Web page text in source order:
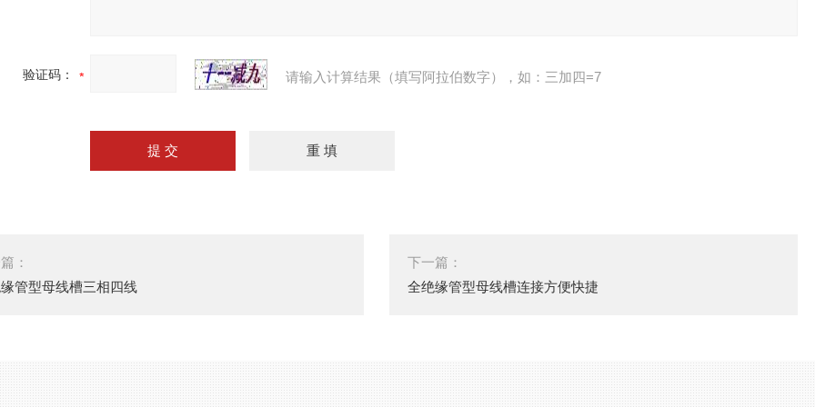
验证码： 请输入计算结果（填写阿拉伯数字），如：三加四=7
：
管型母线槽三相四线
下一篇：
全绝缘管型母线槽连接方便快捷